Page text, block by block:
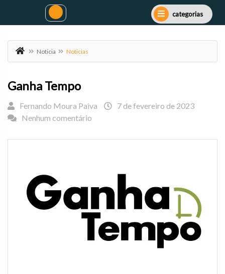
categorias
Noticia Noticias
Ganha Tempo
Fernando Moura Paiva
7 de fevereiro de 2023
Nenhum comentário